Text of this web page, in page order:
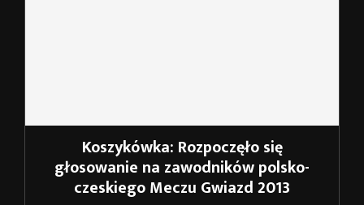
Koszykówka: Rozpoczęło się
głosowanie na zawodników polsko-
czeskiego Meczu Gwiazd 2013